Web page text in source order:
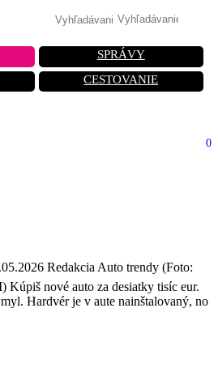
SPRÁVY
CESTOVANIE
0
Redakcia Auto trendy (Foto:
Kúpiš nové auto za desiatky tisíc eur.
Hardvér je v aute nainštalovaný, no